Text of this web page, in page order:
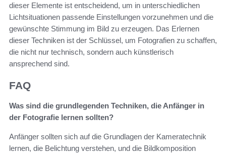
dieser Elemente ist entscheidend, um in unterschiedlichen
Lichtsituationen passende Einstellungen vorzunehmen und die
gewünschte Stimmung im Bild zu erzeugen. Das Erlernen
dieser Techniken ist der Schlüssel, um Fotografien zu schaffen,
die nicht nur technisch, sondern auch künstlerisch
ansprechend sind.
FAQ
Was sind die grundlegenden Techniken, die Anfänger in
der Fotografie lernen sollten?
Anfänger sollten sich auf die Grundlagen der Kameratechnik
lernen, die Belichtung verstehen, und die Bildkomposition